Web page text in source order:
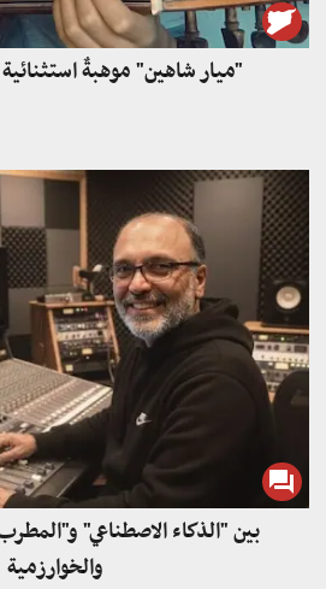
"ميار شاهين" موهبةٌ
بين "الذكاء الاصطناعي"
والخوارزمية